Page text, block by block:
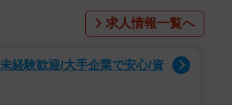
）夫婦は、懸命なケアを続けたと
。
求人情報一覧へ
経験歓迎/大手企業で安心/資